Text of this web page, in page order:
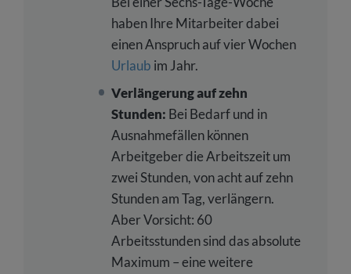
haben Ihre Mitarbeiter dabei
einen Anspruch auf vier Wochen
Urlaub im Jahr.
Verlängerung auf zehn
Stunden: Bei Bedarf und in
Ausnahmefällen können
Arbeitgeber die Arbeitszeit um
zwei Stunden, von acht auf zehn
Stunden am Tag, verlängern.
Aber Vorsicht: 60
Arbeitsstunden sind das absolute
Maximum – eine weitere